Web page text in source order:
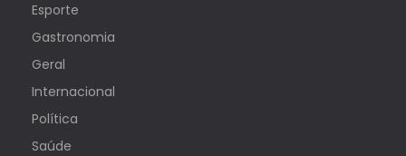
Esporte
Gastronomia
Geral
Internacional
Política
Saúde